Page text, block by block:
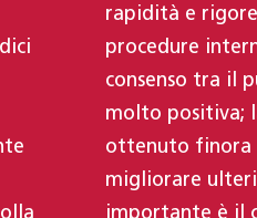
rapidità e
procedure
consenso tra il
molto positiva;
ottenuto finora
migliorare
importante è il